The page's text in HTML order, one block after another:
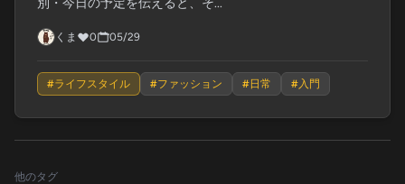
くま 0 05/29
#ライフスタイル #ファッション #日常 #入門
他のタグ